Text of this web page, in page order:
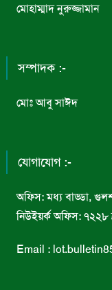
মোহাম্মাদ নুরুজ্জামান
সম্পাদক :-
মোঃ আবু সাঈদ
যোগাযোগ :-
অফিস: মধ্য বাড্ডা,
নিউইয়র্ক অফিস: ৭২২৮
Email :